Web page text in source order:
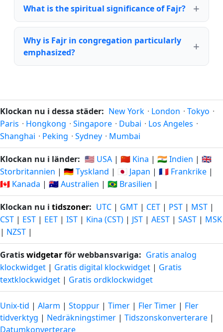
What is the spiritual significance of Fajr?
Why is Fajr in congregation particularly
emphasized?
Klockan nu i dessa städer: New York · London · Tokyo ·
Paris · Hongkong · Singapore · Dubai · Los Angeles ·
Shanghai · Peking · Sydney · Mumbai
Klockan nu i länder: 🇺🇸 USA | 🇨🇳 Kina | 🇮🇳 Indien | 🇬🇧
Storbritannien | 🇩🇪 Tyskland | 🇯🇵 Japan | 🇫🇷 Frankrike |
🇨🇦 Kanada | 🇦🇺 Australien | 🇧🇷 Brasilien |
Klockan nu i tidszoner: UTC | GMT | CET | PST | MST |
CST | EST | EET | IST | Kina (CST) | JST | AEST | SAST | MSK
| NZST |
Gratiswidgetarför webbansvariga: Gratis analog
klockwidget | Gratis digital klockwidget | Gratis
textklockwidget | Gratis ordklockwidget
Unix-tid | Alarm | Stoppur | Timer | Fler Timer | Fler
tidverktyg | Nedräkningstimer | Tidszonskonverterare |
Datumkonverterare